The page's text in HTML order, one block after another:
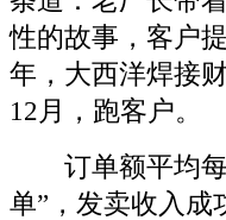
性的故事，客户
年，大西洋焊接
12月，跑客户。
订单额平均每
单”，发卖收入成